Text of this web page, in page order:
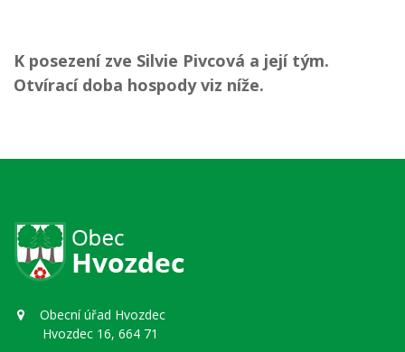
K posezení zve Silvie Pivcová a její tým.
Otvírací doba hospody viz níže.
Obecní úřad Hvozdec
Hvozdec 16, 664 71